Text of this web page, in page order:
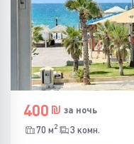
400
за ночь
70 м2 3 комн.